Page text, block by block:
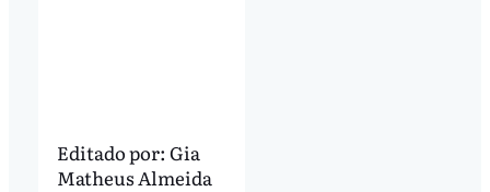
Editado por: Gia
Matheus Almeida